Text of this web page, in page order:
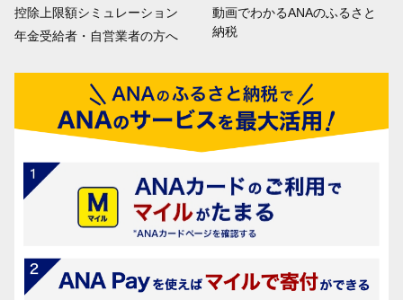
控除上限額シミュレーション
年金受給者・自営業者の方へ
動画でわかるANAのふるさと
納税